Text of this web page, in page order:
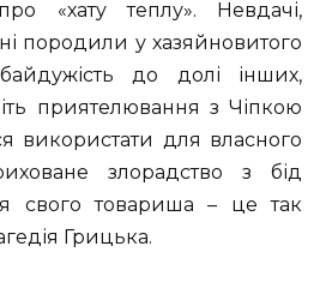
«хату теплу». Невдачі,
породили у хазяйновитого
до долі інших,
приятелювання з Чіпкою
використати для власного
злорадство з бід
свого товариша – це так
Грицька.